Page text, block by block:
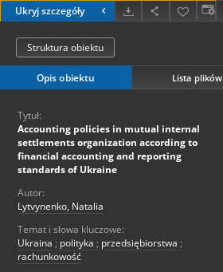
Ukryj szczegóły
Struktura obiektu
Opis obiektu Lista plików
Tytuł:
Accounting policies in mutual internal
settlements organization according to
financial accounting and reporting
standards of Ukraine
Autor:
Lytvynenko, Natalia
Temat i słowa kluczowe:
Ukraina ; polityka ; przedsiębiorstwa ;
rachunkowość